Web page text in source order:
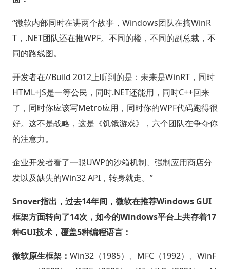
“微软内部同时在讲两个故事，Windows团队在搞WinR
T，.NET团队还在推WPF。不同的楼，不同的副总裁，不
同的路线图。
开发者在//Build 2012上听到的是：未来是WinRT，同时
HTML+JS是一等公民，同时.NET还能用，同时C++回来
了，同时你应该写Metro应用，同时你的WPF代码跑得很
好。这不是战略，这是《饥饿游戏》，六个团队在争夺你
的注意力。
企业开发者看了一眼UWP的沙箱机制、强制应用商店分
发以及缺失的Win32 API，转身就走。”
Snover指出，过去14年间，微软在推荐Windows GUI
框架方面转向了14次，如今的Windows平台上共存着17
种GUI技术，覆盖5种编程语言：
微软原生框架： Win32（1985）、MFC（1992）、WinF